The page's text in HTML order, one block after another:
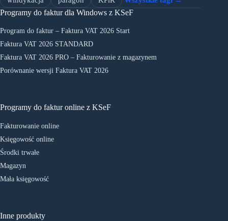
Programy do faktur dla Windows z KSeF
Program do faktur – Faktura VAT 2026 Start
Faktura VAT 2026 STANDARD
Faktura VAT 2026 PRO – Fakturowanie z magazynem
Porównanie wersji Faktura VAT 2026
Programy do faktur online z KSeF
Fakturowanie online
Księgowość online
Środki trwałe
Magazyn
Mała księgowość
Inne produkty